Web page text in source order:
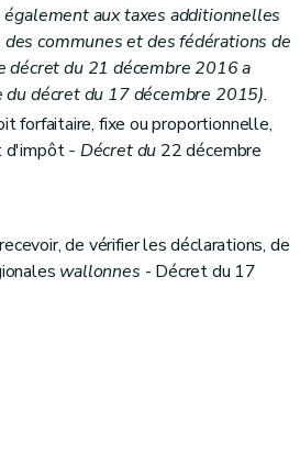
aux taxes additionnelles
communes et des fédérations de
décret du 21 décembre 2016 a
décret du 17 décembre 2015).
forfaitaire, fixe ou proportionnelle,
d'impôt- Décret du 22 décembre
de vérifier les déclarations, de
wallonnes - Décret du 17